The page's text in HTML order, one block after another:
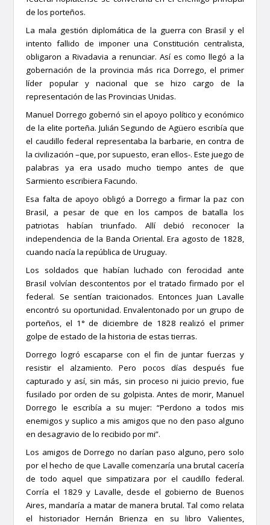
de los porteños.
La mala gestión diplomática de la guerra con Brasil y el
intento fallido de imponer una Constitución centralista,
obligaron a Rivadavia a renunciar. Así es como llegó a la
gobernación de la provincia más rica Dorrego, el primer
líder popular y nacional que se hizo cargo de la
representación de las Provincias Unidas.
Manuel Dorrego gobernó sin el apoyo político y económico
de la elite porteña. Julián Segundo de Agüero escribía que
el caudillo federal representaba la barbarie, en contra de
la civilización –que, por supuesto, eran ellos-. Este juego de
palabras ya era usado mucho tiempo antes de que
Sarmiento escribiera Facundo.
Esa falta de apoyo obligó a Dorrego a firmar la paz con
Brasil, a pesar de que en los campos de batalla los
patriotas habían triunfado. Allí debió reconocer la
independencia de la Banda Oriental. Era agosto de 1828,
cuando nacía la república de Uruguay.
Los soldados que habían luchado con ferocidad ante
Brasil volvían descontentos por el tratado firmado por el
federal. Se sentían traicionados. Entonces Juan Lavalle
encontró su oportunidad. Envalentonado por un grupo de
porteños, el 1° de diciembre de 1828 realizó el primer
golpe de estado de la historia de estas tierras.
Dorrego logró escaparse con el fin de juntar fuerzas y
resistir el alzamiento. Pero pocos días después fue
capturado y así, sin más, sin proceso ni juicio previo, fue
fusilado por orden de su golpista. Antes de morir, Manuel
Dorrego le escribía a su mujer: “Perdono a todos mis
enemigos y suplico a mis amigos que no den paso alguno
en desagravio de lo recibido por mi”.
Los amigos de Dorrego no darían paso alguno, pero solo
por el hecho de que Lavalle comenzaría una brutal cacería
de todo aquel que simpatizara por el caudillo federal.
Corría el 1829 y Lavalle, desde el gobierno de Buenos
Aires, mandaría a matar de manera brutal. Tal como relata
el historiador Hernán Brienza en su libro Valientes,